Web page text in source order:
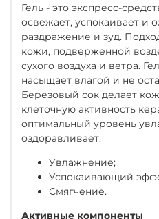
Гель - это экспресс-
освежает, успокаивает и
раздражение и зуд.
кожи, подверженной
сухого воздуха и ветра.
насыщает влагой и не
Березовый сок делает
клеточную активность
оптимальный уровень
оздоравливает.
Увлажнение;
Успокаивающий
Смягчение.
Активные компоненты